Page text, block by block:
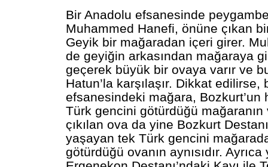
Bir Anadolu efsanesinde
Muhammed Hanefi, önüne çıkan
Geyik bir mağaradan içeri girer.
de geyiğin arkasından mağaraya
geçerek büyük bir ovaya varır ve
Hatun’la karşılaşır. Dikkat edilirse,
efsanesindeki mağara, Bozkurt’un
Türk gencini götürdüğü
çıkılan ova da yine Bozkurt
yaşayan tek Türk gencini
götürdüğü ovanın aynısıdır.